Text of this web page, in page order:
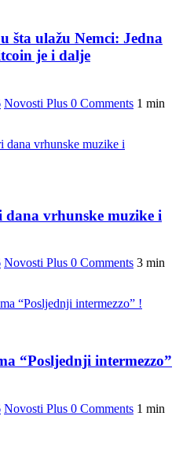
šta ulažu Nemci: Jedna
je i dalje
Novosti Plus 0 Comments 1 min
vrhunske muzike i
Novosti Plus 0 Comments 3 min
“Posljednji intermezzo”
Novosti Plus 0 Comments 1 min